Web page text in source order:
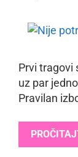
Prvi tragovi
uz par
Pravilan